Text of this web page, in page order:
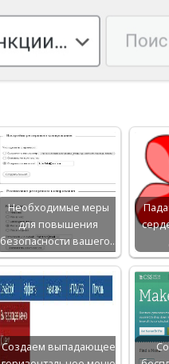
Необходимые меры
для повышения
безопасности вашего…
Создаем выпадающее